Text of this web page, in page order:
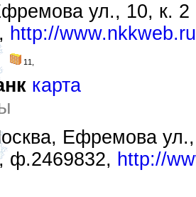
ул., 10, к. 2
http://www.nkkweb.ru
11,
карта
Ефремова
ф.2469832, http://